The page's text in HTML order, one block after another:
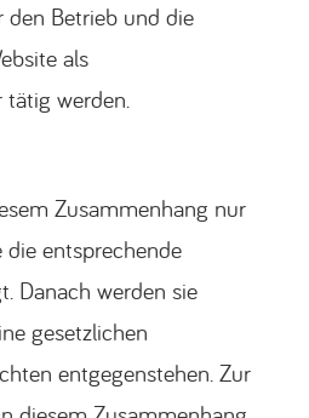
den Betrieb und die
als
werden.
Zusammenhang nur
die entsprechende
Danach werden sie
gesetzlichen
entgegenstehen. Zur